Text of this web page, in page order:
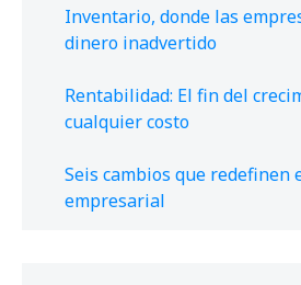
Inventario, donde las
dinero inadvertido
Rentabilidad: El fin del
cualquier costo
Seis cambios que redefinen
empresarial